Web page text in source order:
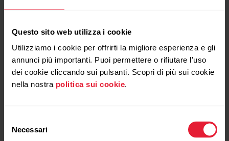
Questo sito web utilizza i cookie
Utilizziamo i cookie per offrirti la migliore esperienza e gli
annunci più importanti. Puoi permettere o rifiutare l’uso
dei cookie cliccando sui pulsanti. Scopri di più sui cookie
nella nostra politica sui cookie.
delNecessari